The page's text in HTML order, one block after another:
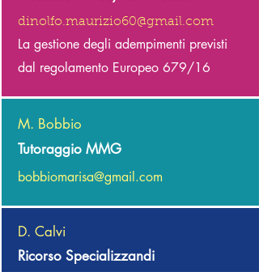
dinolfo.maurizio60@gmail.com
La gestione degli adempimenti previsti
dal regolamento Europeo 679/16
M. Bobbio
Tutoraggio MMG
bobbiomarisa@gmail.com
D. Calvi
Ricorso Specializzandi